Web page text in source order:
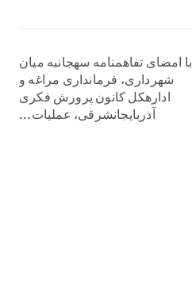
با امضای تفاهمنامه سهجانبه میان
شهرداری، فرمانداری مراغه و
ادارهکل کانون پرورش فکری
آذربایجانشرقی، عملیات...